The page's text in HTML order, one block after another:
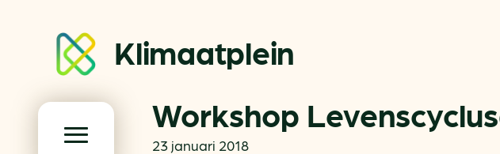
Klimaatplein
Klimaatplein
Workshop
23 januari 2018